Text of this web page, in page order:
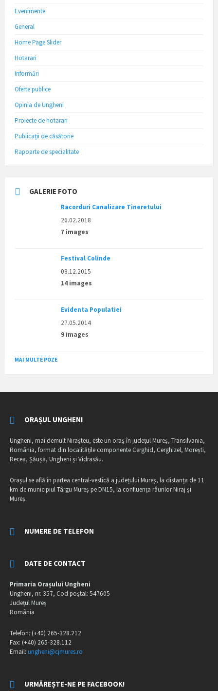
Evenimente
General
Home Page Slider
Hotarari
Informări
Oferte publice
Opinia de Ungheni
Proiecte de hotarari
Publicații de căsătorie
Rapoarte de specialitate
GALERIE FOTO
Racorduri Canalizare Tineretului
26.02.2018
7 images
Festival Colinde
08.12.2015
14 images
Evidenta Populatiei
27.05.2014
9 images
MAI MULTE POZE
ORAȘUL UNGHENI
Ungheni, mai demult Nirașteu, este un oraș în județul Mureș, Transilvania,
România, format din localitățile componente Cerghid, Cerghizel, Morești,
Recea, Șăușa, Ungheni și Vidrasău.
Orașul se află în partea central-vestică a județului Mureș, la distanța de 11
km de municipiul Târgu Mureș pe DN15, la confluența râurilor Niraj și
Mureș.
NUMERE DE TELEFON
DATE DE CONTACT
Primaria Orașului Ungheni
Ungheni, nr. 357, Cod poștal: 547605
Județul Mureș
România
Telefon: (+40) 265-328.212
Fax: (+40) 265-328.112
Email: ungheni@cjmures.ro
URMĂREȘTE-NE PE FACEBOOK!